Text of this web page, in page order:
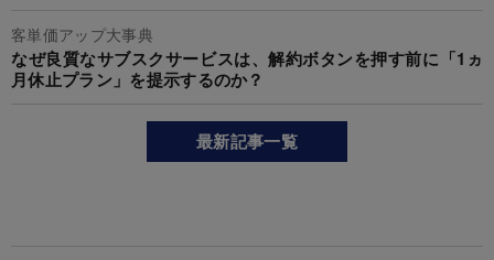
客単価アップ大事典
なぜ良質なサブスクサービスは、解約ボタンを押す前に「1ヵ
月休止プラン」を提示するのか？
最新記事一覧